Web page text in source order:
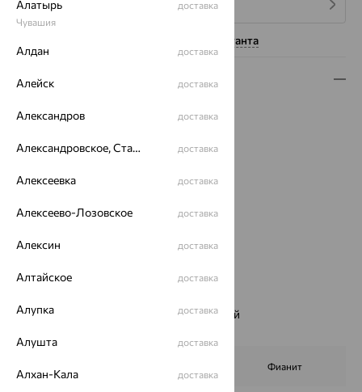
4 платежа по 12 817₽
Нужна помощь консультанта
Описание
Вид изделия:
Металл:Золото
Проба:585
Вставка:Аметрин
Вид вставки:
Цвет вставки:
Наименование цвета вставки:
Фиолетовый
синтетический
Фианит
Алатырь
Чувашия
доставка
Алдан доставка
Алейск доставка
Александров доставка
Александровское, Ставропольский край доставка
Алексеевка доставка
Алексеево-Лозовское доставка
Алексин доставка
Алтайское доставка
Алупка доставка
Алушта доставка
Алхан-Кала доставка